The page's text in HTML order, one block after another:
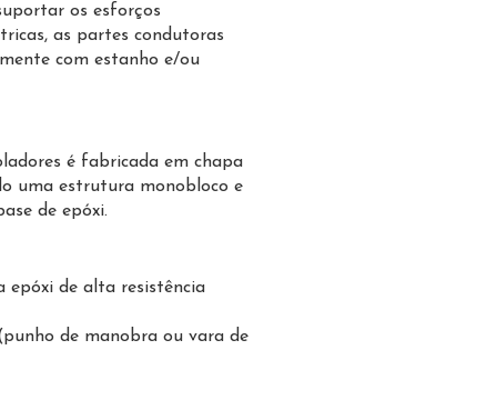
os esforços
as partes condutoras
com estanho e/ou
é fabricada em chapa
uma estrutura monobloco e
de epóxi.
epóxi de alta resistência
de manobra ou vara de